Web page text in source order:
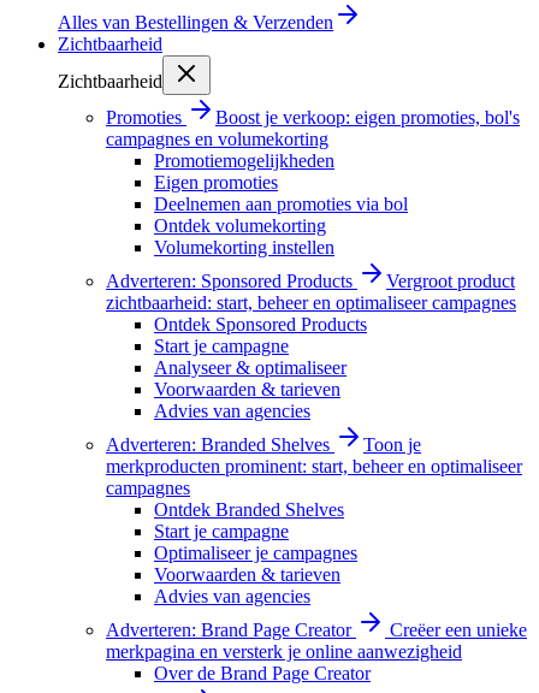
Alles van Bestellingen & Verzenden
Zichtbaarheid
Zichtbaarheid
Promoties
Boost je verkoop: eigen promoties, bol's
campagnes en volumekorting
Promotiemogelijkheden
Eigen promoties
Deelnemen aan promoties via bol
Ontdek volumekorting
Volumekorting instellen
Adverteren: Sponsored Products
Vergroot product
zichtbaarheid: start, beheer en optimaliseer campagnes
Ontdek Sponsored Products
Start je campagne
Analyseer & optimaliseer
Voorwaarden & tarieven
Advies van agencies
Adverteren: Branded Shelves
Toon je
merkproducten prominent: start, beheer en optimaliseer
campagnes
Ontdek Branded Shelves
Start je campagne
Optimaliseer je campagnes
Voorwaarden & tarieven
Advies van agencies
Adverteren: Brand Page Creator
Creëer een unieke
merkpagina en versterk je online aanwezigheid
Over de Brand Page Creator